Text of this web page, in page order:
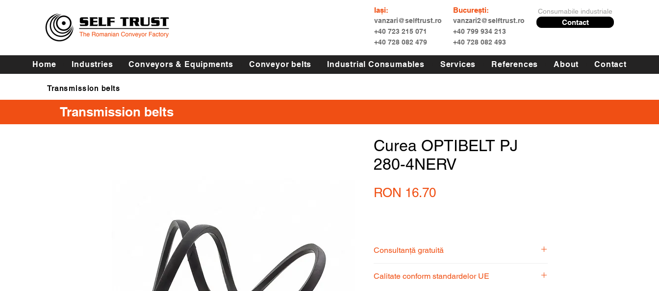
Iași:
vanzari@selftrust.ro
+40 723 215 071
+40 728 082 479
București:
vanzari2@selftrust.ro
+40 799 934 213
+40 728 082 493
Consumabile industriale
Contact
Home Industries Conveyors & Equipments Conveyor belts Industrial Consumables Services References About Contact
Transmission belts
Transmission belts
Transmission belts
Curea OPTIBELT PJ
280-4NERV
RON 16.70Price
Consultanță gratuită
pentru a alege produsul potrivit nevoilor
Calitate conform standardelor UE